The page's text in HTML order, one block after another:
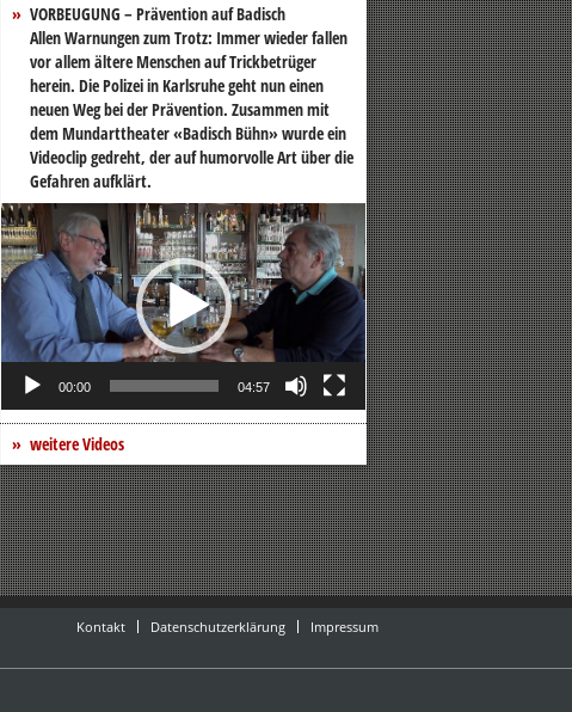
VORBEUGUNG – Prävention auf Badisch
Allen Warnungen zum Trotz: Immer wieder fallen
vor allem ältere Menschen auf Trickbetrüger
herein. Die Polizei in Karlsruhe geht nun einen
neuen Weg bei der Prävention. Zusammen mit
dem Mundarttheater «Badisch Bühn» wurde ein
Videoclip gedreht, der auf humorvolle Art über die
Gefahren aufklärt.
Video-
Player
00:00 04:57
weitere Videos
Kontakt Datenschutzerklärung Impressum